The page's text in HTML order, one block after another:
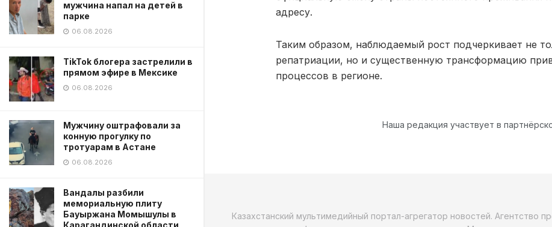
мужчина напал на детей в
парке
06.08.2026
TikTok блогера застрелили в
прямом эфире в Мексике
06.08.2026
Мужчину оштрафовали за
конную прогулку по
тротуарам в Астане
06.08.2026
Вандалы разбили
мемориальную плиту
Бауыржана Момышулы в
Карагандинской области
адресу.
Таким образом, наблюдаемый рост подчеркивает не
репатриации, но и существенную трансформацию
процессов в регионе.
Наша редакция участвует в
Казахстанский мультимедийный портал-агрегатор новостей. Агентство